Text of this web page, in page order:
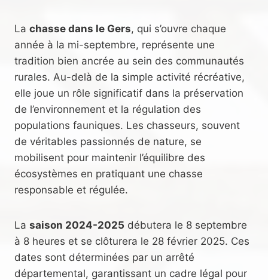
La chasse dans le Gers, qui s’ouvre chaque
année à la mi-septembre, représente une
tradition bien ancrée au sein des communautés
rurales. Au-delà de la simple activité récréative,
elle joue un rôle significatif dans la préservation
de l’environnement et la régulation des
populations fauniques. Les chasseurs, souvent
de véritables passionnés de nature, se
mobilisent pour maintenir l’équilibre des
écosystèmes en pratiquant une chasse
responsable et régulée.
La saison 2024-2025 débutera le 8 septembre
à 8 heures et se clôturera le 28 février 2025. Ces
dates sont déterminées par un arrêté
départemental, garantissant un cadre légal pour